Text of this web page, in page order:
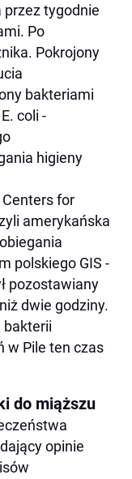
przez tygodnie
Po
Pokrojony
bakteriami
coli -
higieny
for
amerykańska
polskiego GIS -
pozostawiany
dwie godziny.
bakterii
w Pile ten czas
do miąższu
opinie